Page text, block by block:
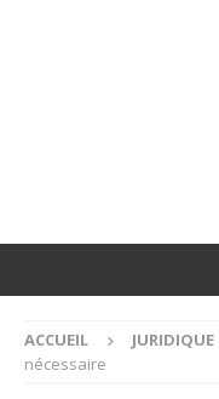
ACCUEIL JURIDIQUE
nécessaire